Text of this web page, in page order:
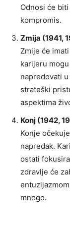
Odnosi će
kompromis.
Zmija (1941,
Zmije će
karijeru
napredovati
strateški
aspektima
Konj (1942,
Konje
napredak.
ostati
zdravlje će
mnogo.